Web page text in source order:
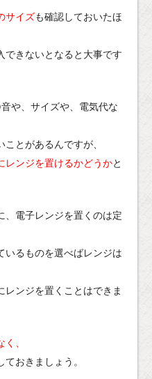
サイズも確認しておいたほ
できないとなると大事です
や、サイズや、電気代な
とがあるんですが、
レンジを置けるかどうかと
、電子レンジを置くのは定
いるものを選べばレンジは
レンジを置くことはできま
、
おきましょう。